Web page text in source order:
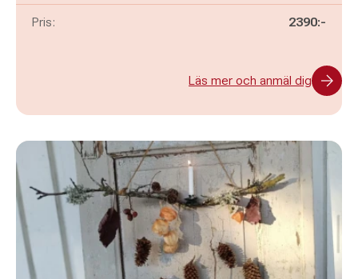
Pris: 2390:-
Läs mer och anmäl dig